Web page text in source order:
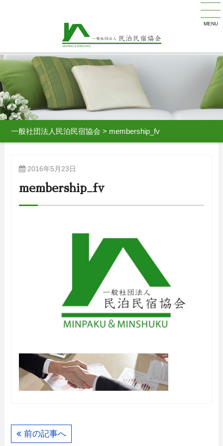
MENU
一般社団法人民泊民宿協会 > membership_fv
2016年5月23日
membership_fv
前の記事へ